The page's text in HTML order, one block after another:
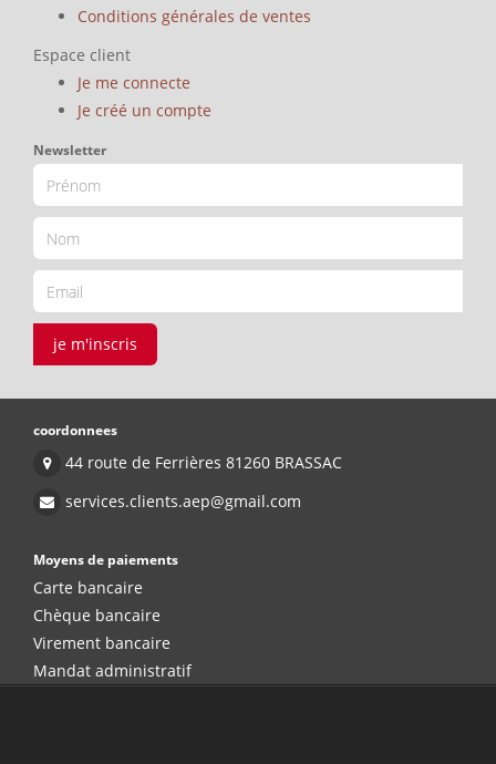
Conditions générales de ventes
Espace client
Je me connecte
Je créé un compte
Newsletter
je m'inscris
coordonnees
44 route de Ferrières 81260 BRASSAC
services.clients.aep@gmail.com
Moyens de paiements
Carte bancaire
Chèque bancaire
Virement bancaire
Mandat administratif